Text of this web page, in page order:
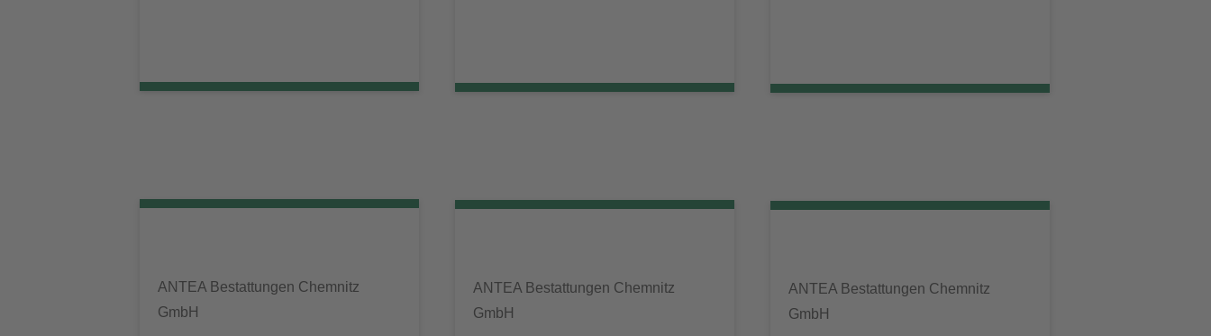
ANTEA Bestattungen Chemnitz
GmbH
ANTEA Bestattungen Chemnitz
GmbH
ANTEA Bestattungen Chemnitz
GmbH